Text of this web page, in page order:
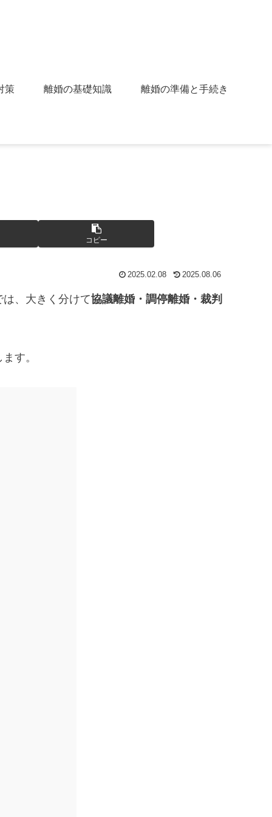
策 離婚の基礎知識 離婚の準備と手続き
コピー
2025.02.08 2025.08.06
、大きく分けて協議離婚・調停離婚・裁判
す。